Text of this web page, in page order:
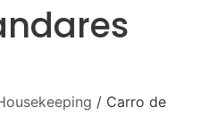
/ Carro de